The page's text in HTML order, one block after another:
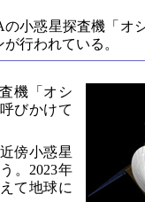
小惑星探査機「オ
行われている。
機「オシ
びかけて
傍小惑星
。2023年
て地球に